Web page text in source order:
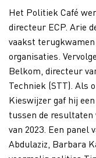
Het Politiek Café
directeur ECP. Arie
vaakst
organisaties.
Belkom, directeur
Techniek (STT). Als
Kieswijzer gaf hij
tussen de resultaten
van 2023. Een panel
Abdulaziz, Barbara